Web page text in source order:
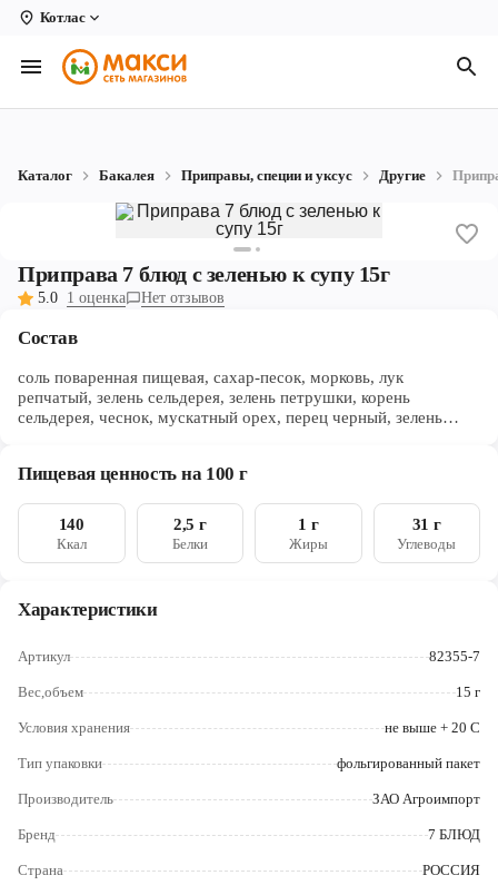
Котлас
Вологда
Архангельск
Коряжма
Котлас
Новодвинск
Рыбинск
Череповец
Ярославль
Каталог Бакалея Приправы, специи и уксус Другие
Приправа 7 блюд с зеленью к супу 15г
5.0 1 оценка Нет отзывов
Состав
соль поваренная пищевая, сахар-песок, морковь, лук
репчатый, зелень сельдерея, зелень петрушки, корень
сельдерея, чеснок, мускатный орех, перец черный, зелень
Пищевая ценность на 100 г
140
Ккал
2,5 г
Белки
1 г
Жиры
31 г
Углеводы
Характеристики
Артикул 82355-7
Вес,объем 15 г
Условия хранения не выше + 20 C
Тип упаковки фольгированный пакет
Производитель ЗАО Агроимпорт
Бренд 7 БЛЮД
Страна РОССИЯ